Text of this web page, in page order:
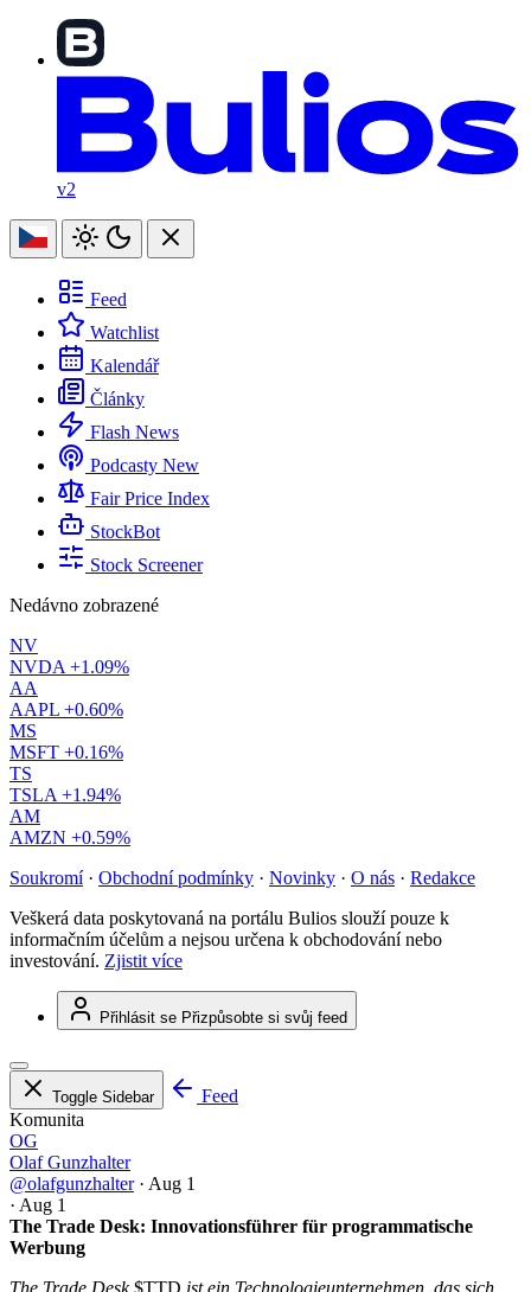
v2
Feed
Watchlist
Kalendář
Články
Flash News
Podcasty New
Fair Price Index
StockBot
Stock Screener
Nedávno zobrazené
NV
NVDA +1.09%
AA
AAPL +0.60%
MS
MSFT +0.16%
TS
TSLA +1.94%
AM
AMZN +0.59%
Soukromí · Obchodní podmínky · Novinky · O nás · Redakce
Veškerá data poskytovaná na portálu Bulios slouží pouze k
informačním účelům a nejsou určena k obchodování nebo
investování. Zjistit více
Přihlásit se Přizpůsobte si svůj feed
Toggle Sidebar
Feed
Komunita
OG
Olaf Gunzhalter
@olafgunzhalter · Aug 1
· Aug 1
The Trade Desk: Innovationsführer für programmatische
Werbung